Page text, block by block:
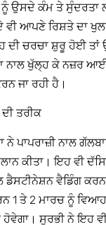
ਨੂੰ ਉਸਦੇ ਕੰਮ ਤੇ
ਆਪਣੇ ਰਿਸ਼ਤੇ ਦਾ
ਦੀ ਚਰਚਾ ਸ਼ੁਰੂ ਹੋਈ
ਨਾਲ ਖੁੱਲ੍ਹ ਕੇ ਨਜ਼ਰ
ਜਾ ਰਹੀ ਹੈ।
ਤਰੀਕ
ਨੇ ਪਾਪਰਾਜ਼ੀ ਨਾਲ
ਕੀਤਾ। ਇਹ ਵੀ
ਵੈਡਿੰਗ ਕਰਨ
1 ਤੇ 2 ਮਾਰਚ ਨੂੰ
ਸੁਰਭੀ ਨੇ ਇਹ ਵੀ